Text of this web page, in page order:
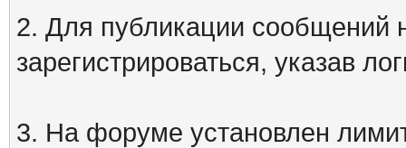
2. Для публикации сообщений
зарегистрироваться, указав
3. На форуме установлен